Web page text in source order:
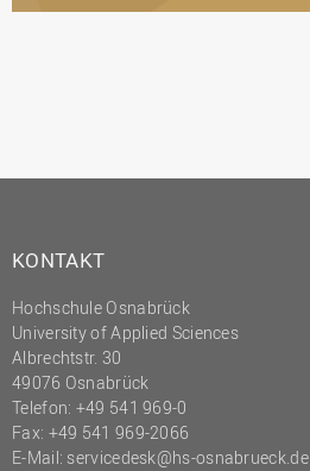
KONTAKT
Hochschule Osnabrück
University of Applied Sciences
Albrechtstr. 30
49076 Osnabrück
Telefon: +49 541 969-0
Fax: +49 541 969-2066
E-Mail: servicedesk@hs-osnabrueck.de